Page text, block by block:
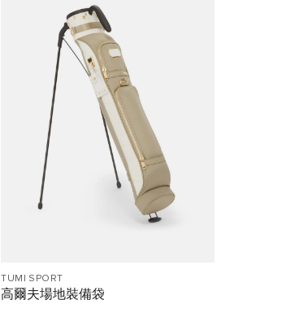
TUMI SPORT
高爾夫場地裝備袋